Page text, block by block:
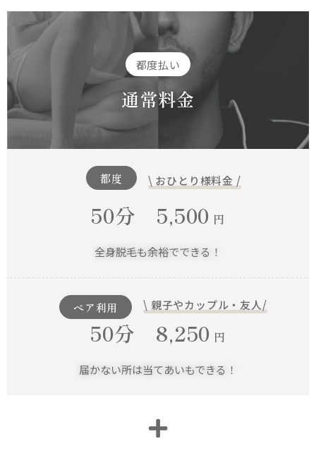
都度払い
通常料金
都度 \ おひとり様料金 /
50分 5,500 円
全身脱毛も余裕でできる！
ペア利用 \ 親子やカップル・友人/
50分 8,250 円
届かない所は当てあいもできる！